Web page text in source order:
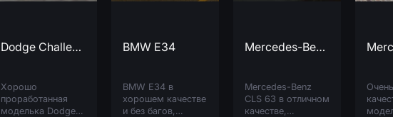
Dodge Challenger Hellcat
Хорошо
проработанная
моделька Dodge
BMW E34
BMW E34 в
хорошем качестве
и без багов,
Mercedes-Benz CLS 63
Mercedes-Benz
CLS 63 в отличном
качестве,
Очень